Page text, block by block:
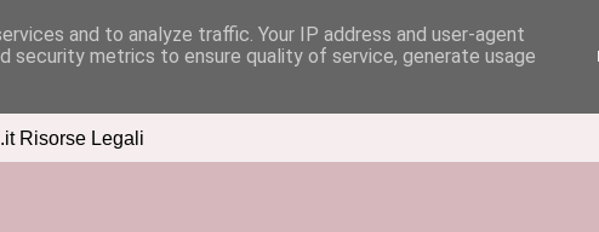
Risorse Legali
and to analyze traffic. Your IP address and user-agent
security metrics to ensure quality of service, generate usage